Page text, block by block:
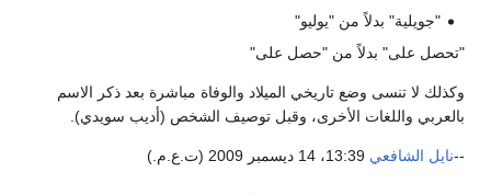
"جويلية" بدلاً من "يوليو"
على" بدلاً من "حصل على"
لا تنسى وضع تاريخي الميلاد والوفاة مباشرة بعد ذكر الاسم
واللغات الأخرى، وقبل توصيف الشخص (أديب سويدي).
نايل الشافعي13:39، 14 ديسمبر 2009 (ت.ع.م.)